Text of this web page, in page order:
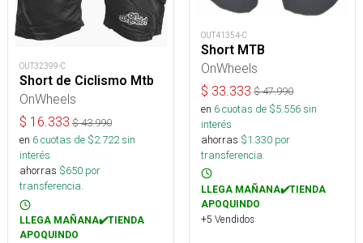
OUT32399-C
Short de Ciclismo Mtb
OnWheels
$ 16.333 $43.990
en 6cuotas de $2.722sin
interés
ahorras $650 por
transferencia.
LLEGA MAÑANA✔️TIENDA
APOQUINDO
OUT41354-C
Short MTB
OnWheels
$ 33.333 $47.990
en 6cuotas de $5.556sin
interés
ahorras $1.330 por
transferencia.
LLEGA MAÑANA✔️TIENDA
APOQUINDO
+5 Vendidos